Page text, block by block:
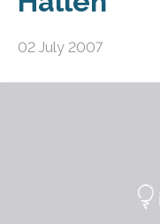
02 July 2007